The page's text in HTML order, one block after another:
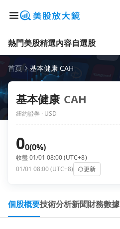
熱門美股精選內容自選股
首頁 基本健康 CAH
基本健康 CAH
紐約證券 · USD
00(0%)
收盤 01/01 08:00 (UTC+8)
01/01 08:00 (UTC+8)
更新
個股概要技術分析新聞財務數據